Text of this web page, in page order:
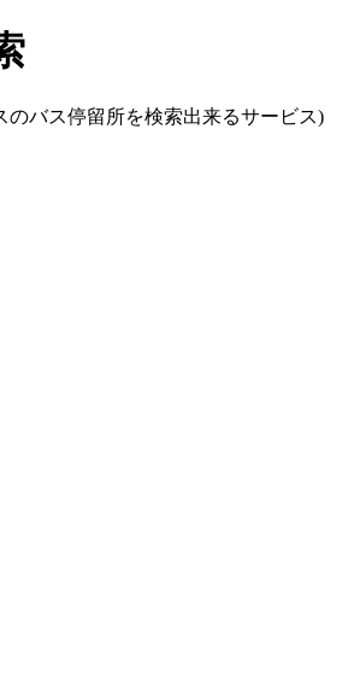
のバス停留所を検索出来るサービス)